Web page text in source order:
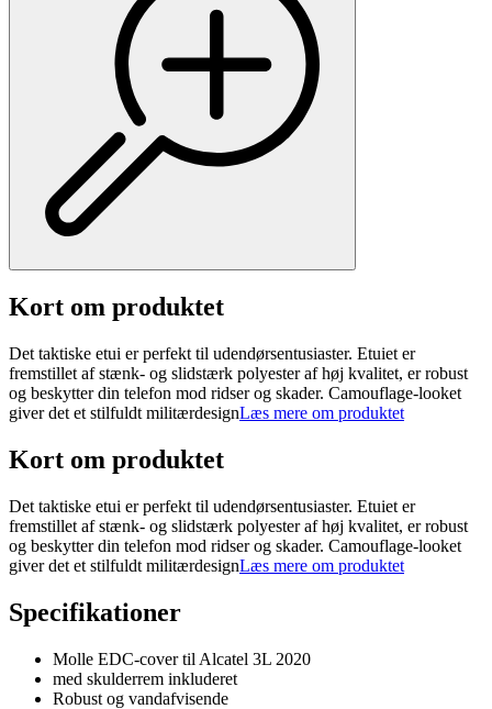
Kort om produktet
Det taktiske etui er perfekt til udendørsentusiaster. Etuiet er
fremstillet af stænk- og slidstærk polyester af høj kvalitet, er robust
og beskytter din telefon mod ridser og skader. Camouflage-looket
giver det et stilfuldt militærdesignLæs mere om produktet
Kort om produktet
Det taktiske etui er perfekt til udendørsentusiaster. Etuiet er
fremstillet af stænk- og slidstærk polyester af høj kvalitet, er robust
og beskytter din telefon mod ridser og skader. Camouflage-looket
giver det et stilfuldt militærdesignLæs mere om produktet
Specifikationer
Molle EDC-cover til Alcatel 3L 2020
med skulderrem inkluderet
Robust og vandafvisende